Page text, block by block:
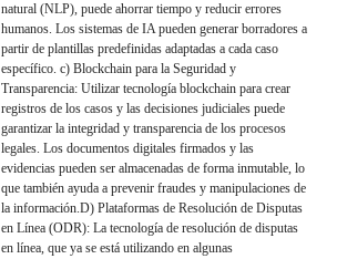
natural (NLP), puede ahorrar tiempo y reducir errores
humanos. Los sistemas de IA pueden generar borradores a
partir de plantillas predefinidas adaptadas a cada caso
específico. c) Blockchain para la Seguridad y
Transparencia: Utilizar tecnología blockchain para crear
registros de los casos y las decisiones judiciales puede
garantizar la integridad y transparencia de los procesos
legales. Los documentos digitales firmados y las
evidencias pueden ser almacenadas de forma inmutable, lo
que también ayuda a prevenir fraudes y manipulaciones de
la información.D) Plataformas de Resolución de Disputas
en Línea (ODR): La tecnología de resolución de disputas
en línea, que ya se está utilizando en algunas